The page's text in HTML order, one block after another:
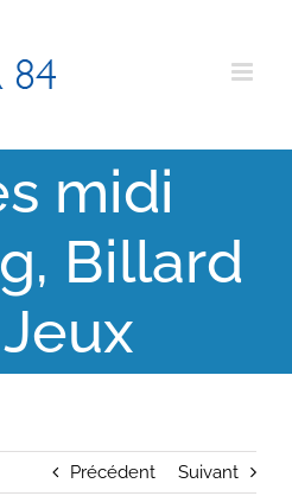
midi
Billard
Précédent Suivant